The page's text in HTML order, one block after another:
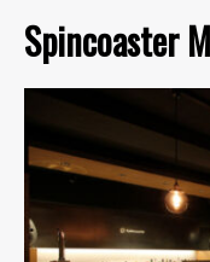
Spincoaster